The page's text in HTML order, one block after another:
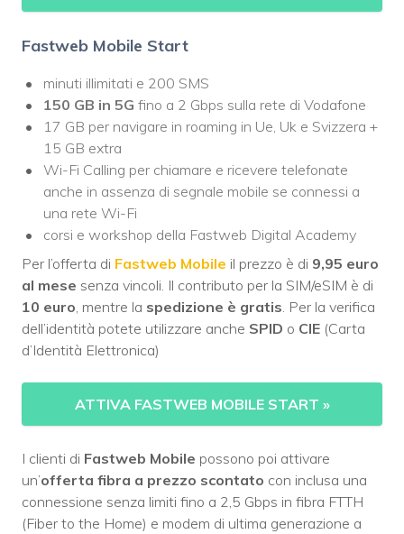
Fastweb Mobile Start
minuti illimitati e 200 SMS
150 GB in 5G fino a 2 Gbps sulla rete di Vodafone
17 GB per navigare in roaming in Ue, Uk e Svizzera +
15 GB extra
Wi-Fi Calling per chiamare e ricevere telefonate
anche in assenza di segnale mobile se connessi a
una rete Wi-Fi
corsi e workshop della Fastweb Digital Academy
Per l’offerta di Fastweb Mobile il prezzo è di 9,95 euro
al mese senza vincoli. Il contributo per la SIM/eSIM è di
10 euro , mentre la spedizione è gratis . Per la verifica
dell’identità potete utilizzare anche SPID o CIE (Carta
d’Identità Elettronica)
ATTIVA FASTWEB MOBILE START »
I clienti di Fastweb Mobile possono poi attivare
un’offerta fibra a prezzo scontato con inclusa una
connessione senza limiti fino a 2,5 Gbps in fibra FTTH
(Fiber to the Home) e modem di ultima generazione a